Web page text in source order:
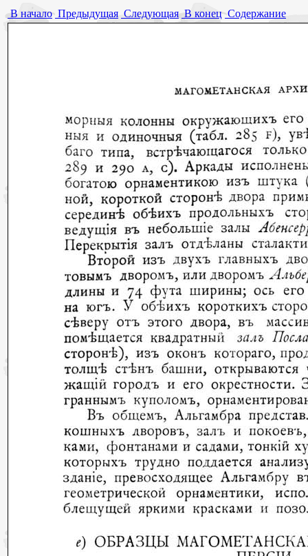
В начало Предыдущая Следующая В конец Содержание